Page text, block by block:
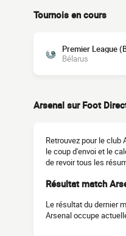
Tournois en cours
Premier League
Bélarus
Arsenal sur Foot
Retrouvez pour le
le coup d'envoi et le
de revoir tous les
Résultat match
Le résultat du dernier
Arsenal occupe